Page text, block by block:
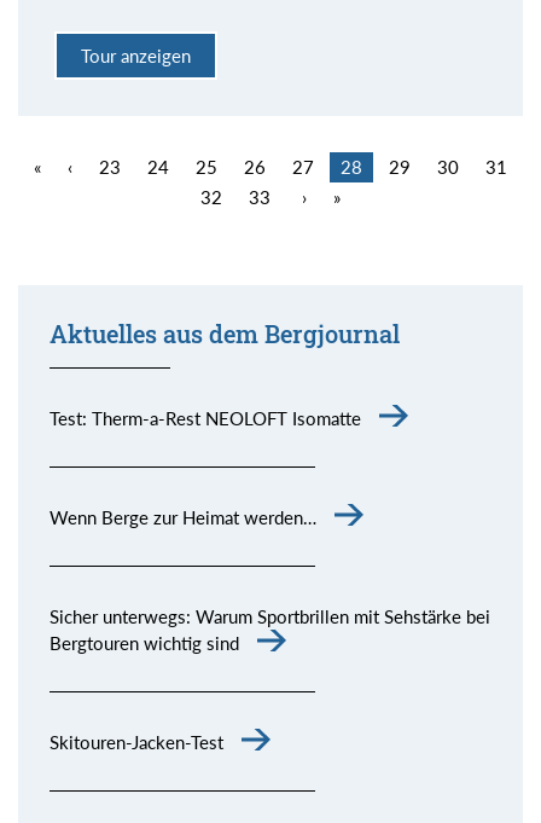
Tour anzeigen
« ‹ 23 24 25 26 27 28 29 30
31
32
33 › »
Aktuelles aus dem Bergjournal
Test: Therm-a-Rest NEOLOFT Isomatte
Wenn Berge zur Heimat werden…
Sicher unterwegs: Warum Sportbrillen mit Sehstärke bei
Bergtouren wichtig sind
Skitouren-Jacken-Test